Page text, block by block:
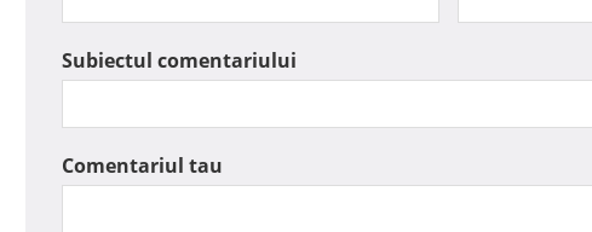
Subiectul comentariului
Comentariul tau